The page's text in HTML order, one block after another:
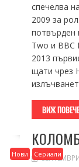
спечелва
2009 за
потвърден
Two и BBC
2013
щати чрез
ВИЖ ПОВЕЧЕ
Нови Сериали